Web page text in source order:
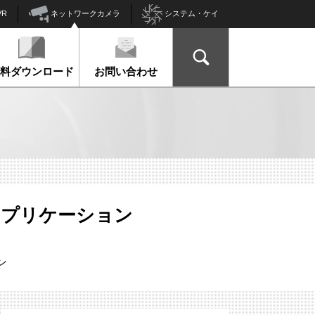
ネットワークカメラ システム・ケイ
ダウンロード お問い合わせ
リケーション